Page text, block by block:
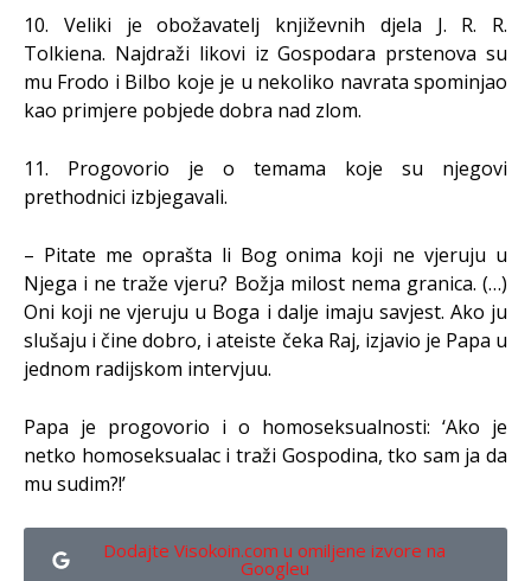
10. Veliki je obožavatelj književnih djela J. R. R.
Tolkiena. Najdraži likovi iz Gospodara prstenova su
mu Frodo i Bilbo koje je u nekoliko navrata spominjao
kao primjere pobjede dobra nad zlom.
11. Progovorio je o temama koje su njegovi
prethodnici izbjegavali.
– Pitate me oprašta li Bog onima koji ne vjeruju u
Njega i ne traže vjeru? Božja milost nema granica. (…)
Oni koji ne vjeruju u Boga i dalje imaju savjest. Ako ju
slušaju i čine dobro, i ateiste čeka Raj, izjavio je Papa u
jednom radijskom intervjuu.
Papa je progovorio i o homoseksualnosti: ‘Ako je
netko homoseksualac i traži Gospodina, tko sam ja da
mu sudim?!’
Dodajte Visokoin.com u omiljene izvore na
Googleu